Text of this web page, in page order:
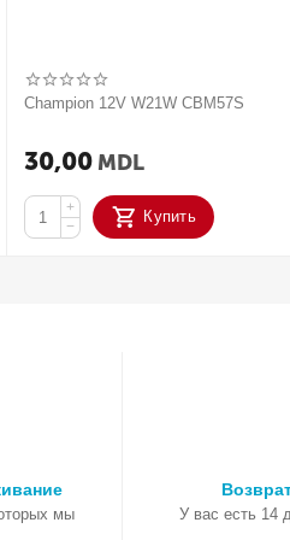
Champion 12V W21W CBM57S
30,00 MDL
+
−
Купить
мы
У вас есть 14